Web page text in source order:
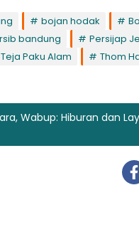
bojan hodak
bandung
Persijap
Teja Paku Alam
Thom
Wabup: Hiburan dan